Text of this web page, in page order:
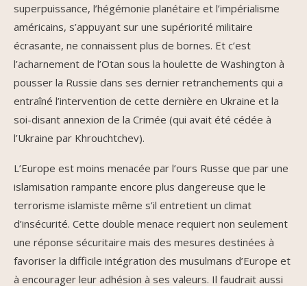
superpuissance, l’hégémonie planétaire et l’impérialisme
américains, s’appuyant sur une supériorité militaire
écrasante, ne connaissent plus de bornes. Et c’est
l’acharnement de l’Otan sous la houlette de Washington à
pousser la Russie dans ses dernier retranchements qui a
entraîné l’intervention de cette dernière en Ukraine et la
soi-disant annexion de la Crimée (qui avait été cédée à
l’Ukraine par Khrouchtchev).
L’Europe est moins menacée par l’ours Russe que par une
islamisation rampante encore plus dangereuse que le
terrorisme islamiste même s’il entretient un climat
d’insécurité. Cette double menace requiert non seulement
une réponse sécuritaire mais des mesures destinées à
favoriser la difficile intégration des musulmans d’Europe et
à encourager leur adhésion à ses valeurs. Il faudrait aussi